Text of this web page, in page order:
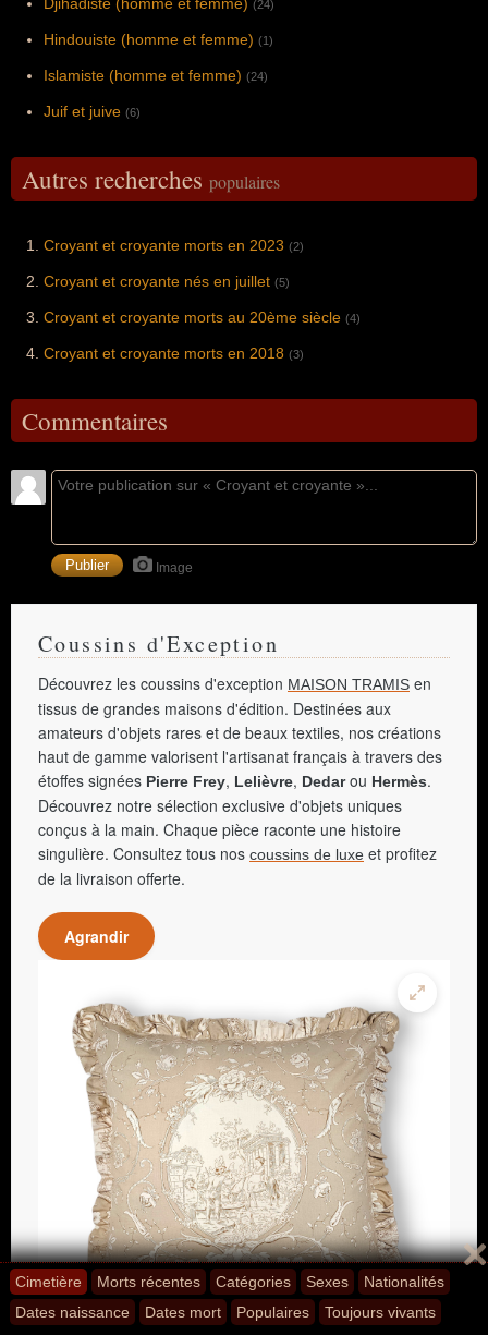
Cimetière Morts récentes Catégories Sexes
Nationalités
Dates naissance
Dates mort Populaires Toujours vivants
Djihadiste (homme et femme) (24)
Hindouiste (homme et femme) (1)
Islamiste (homme et femme) (24)
Juif et juive (6)
Autres recherches populaires
Croyant et croyante morts en 2023 (2)
Croyant et croyante nés en juillet (5)
Croyant et croyante morts au 20ème siècle (4)
Croyant et croyante morts en 2018 (3)
Commentaires
Image
Coussins d'Exception
Découvrez les coussins d'exception MAISON TRAMIS en
tissus de grandes maisons d'édition. Destinées aux
amateurs d'objets rares et de beaux textiles, nos créations
haut de gamme valorisent l'artisanat français à travers des
étoffes signées Pierre Frey, Lelièvre, Dedarou Hermès.
Découvrez notre sélection exclusive d'objets uniques
conçus à la main. Chaque pièce raconte une histoire
singulière. Consultez tous nos coussins de luxe et profitez
de la livraison offerte.
Agrandir